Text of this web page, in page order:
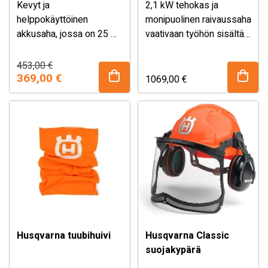
Kevyt ja
helppokäyttöinen
akkusaha, jossa on 25 %
kuin MSA 60 C-B:ssä.
Soveltuu erinomaisesti
satunnaiseen
puutarhanhoitoon, tukkien
yksinkertaisiin
sahaustöihin.
AL 101 laturin.
453,00€
Alkuperäinen
hinta
453,00 €.
369,00 €
Nykyinen
hinta
369,00 €.
2,1 kW tehokas ja
monipuolinen raivaussaha
vaativaan työhön sisältää
siimapään sekä Balance
X -valjaat.
1069,00€
Husqvarna tuubihuivi
Husqvarna Classic
suojakypärä